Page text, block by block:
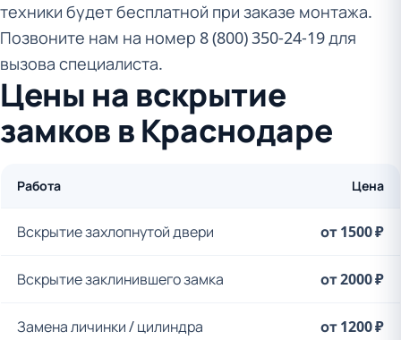
техники будет бесплатной при заказе монтажа.
Позвоните нам на номер 8 (800) 350-24-19 для
вызова специалиста.
Цены на вскрытие
замков в Краснодаре
Работа Цена
Вскрытие захлопнутой двери от 1500 ₽
Вскрытие заклинившего замка от 2000 ₽
Замена личинки / цилиндра от 1200 ₽